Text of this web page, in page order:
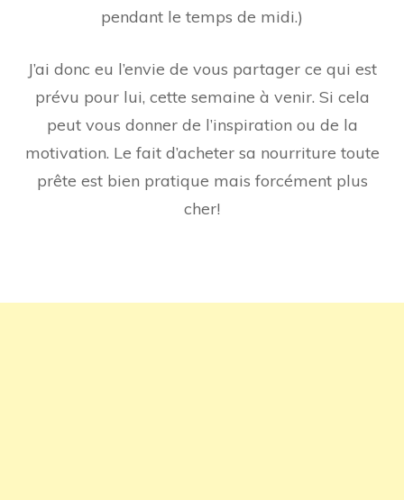
pendant le temps de midi.)
J’ai donc eu l’envie de vous partager ce qui est
prévu pour lui, cette semaine à venir. Si cela
peut vous donner de l’inspiration ou de la
motivation. Le fait d’acheter sa nourriture toute
prête est bien pratique mais forcément plus
cher!